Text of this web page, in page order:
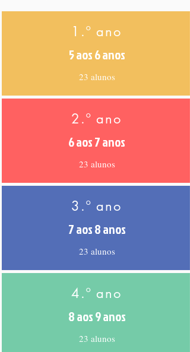
1.º ano
5 aos 6 anos
23 alunos
2.º ano
6 aos 7 anos
23 alunos
3.º ano
7 aos 8 anos
23 alunos
4.º ano
8 aos 9 anos
23 alunos